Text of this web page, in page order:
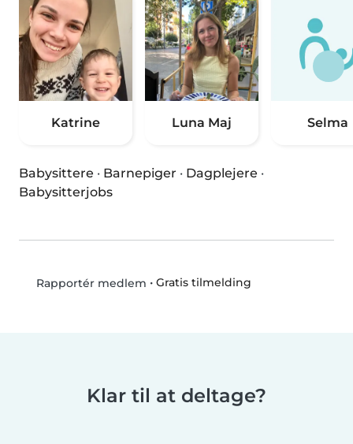
Katrine Luna Maj Selma
Babysittere · Barnepiger · Dagplejere ·
Babysitterjobs
Rapportér medlem • Gratis tilmelding
Klar til at deltage?